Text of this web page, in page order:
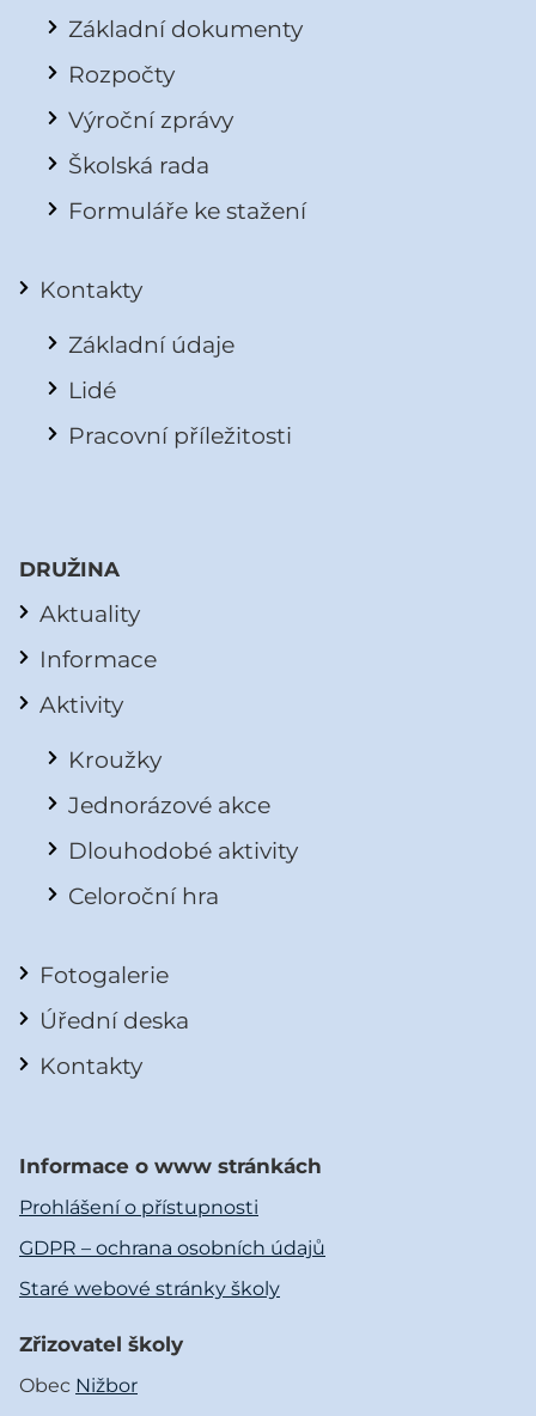
Základní dokumenty
Rozpočty
Výroční zprávy
Školská rada
Formuláře ke stažení
Kontakty
Základní údaje
Lidé
Pracovní příležitosti
DRUŽINA
Aktuality
Informace
Aktivity
Kroužky
Jednorázové akce
Dlouhodobé aktivity
Celoroční hra
Fotogalerie
Úřední deska
Kontakty
Informace o www stránkách
Prohlášení o přístupnosti
GDPR – ochrana osobních údajů
Staré webové stránky školy
Zřizovatel školy
Obec Nižbor